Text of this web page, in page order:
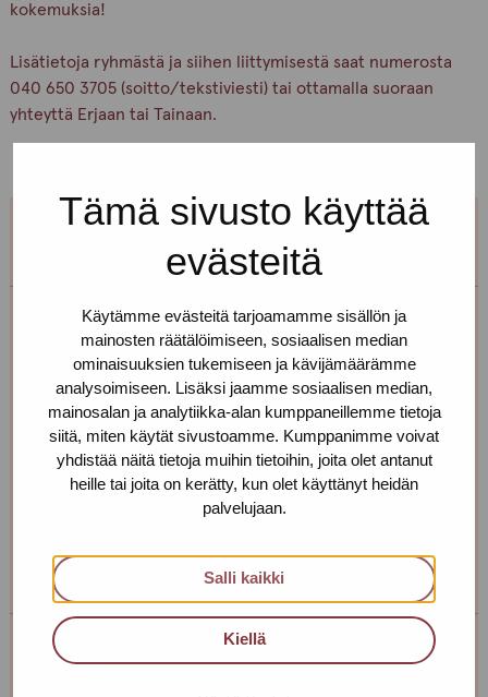
Tämä sivusto käyttää
evästeitä
Käytämme evästeitä tarjoamamme sisällön ja
mainosten räätälöimiseen, sosiaalisen median
ominaisuuksien tukemiseen ja kävijämäärämme
analysoimiseen. Lisäksi jaamme sosiaalisen median,
mainosalan ja analytiikka-alan kumppaneillemme tietoja
siitä, miten käytät sivustoamme. Kumppanimme voivat
yhdistää näitä tietoja muihin tietoihin, joita olet antanut
heille tai joita on kerätty, kun olet käyttänyt heidän
palvelujaan.
Salli kaikki
Kiellä
kokemuksia!
Lisätietoja ryhmästä ja siihen liittymisestä saat numerosta
040 650 3705 (soitto/tekstiviesti) tai ottamalla suoraan
yhteyttä Erjaan tai Tainaan.
Erja Aalto
Toimipiste: Helsinki
Kehittämiskoordinaattori, sairaanhoitaja,
työnohjaaja
+358 40 725 0791
erja.aalto(at)protukipiste.fi
Henkilön
osaama
finnish
Henkilön
osaama
english
Taina Holappa